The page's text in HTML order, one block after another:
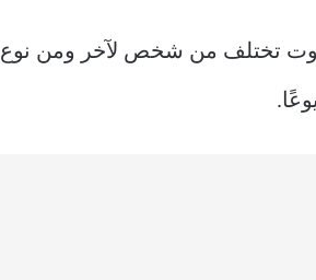
تختلف من شخص لآخر ومن نوع